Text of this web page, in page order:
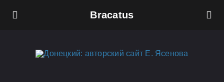
Bracatus